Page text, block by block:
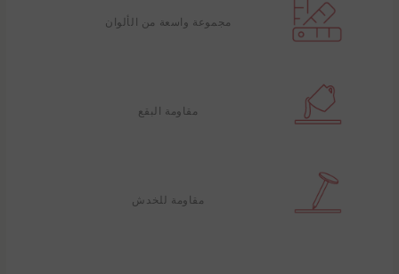
مجموعة واسعة من الألوان
مقاومة البقع
مقاومة للخدش